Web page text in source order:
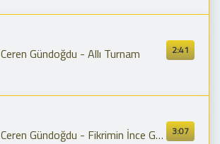
2:41
Ceren Gündoğdu - Allı Turnam
3:07
Ceren Gündoğdu - Fikrimin İnce Gülü